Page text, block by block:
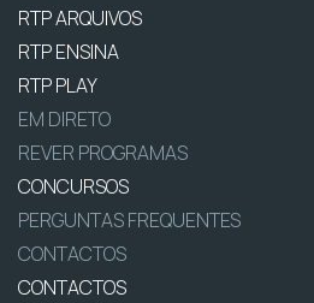
RTP ARQUIVOS
RTP ENSINA
RTP PLAY
EM DIRETO
REVER PROGRAMAS
CONCURSOS
PERGUNTAS FREQUENTES
CONTACTOS
CONTACTOS